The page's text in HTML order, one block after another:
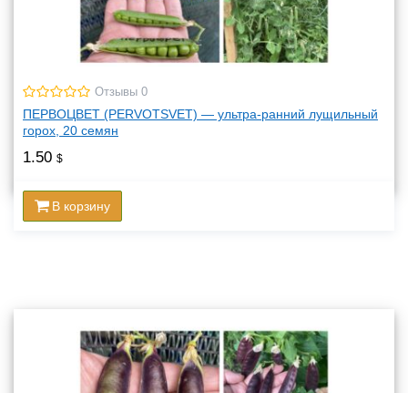
Отзывы 0
ПЕРВОЦВЕТ (PERVOTSVET) — ультра-ранний лущильный
горох, 20 семян
1.50 $
В корзину